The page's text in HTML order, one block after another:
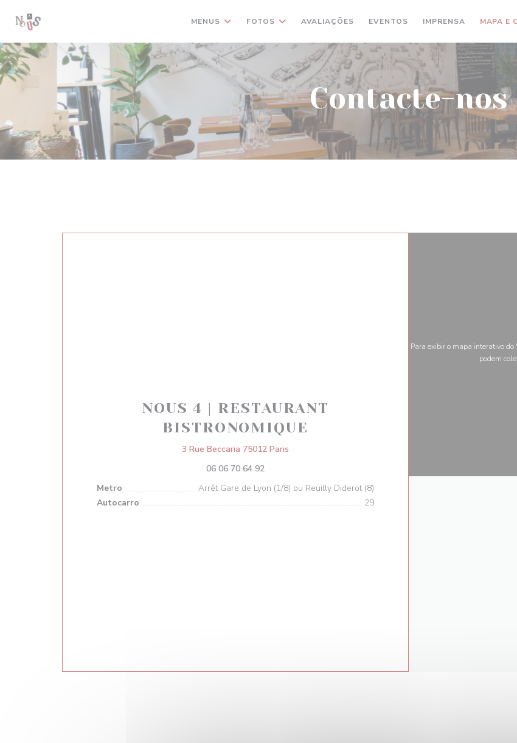
MENUS FOTOS AVALIAÇÕES EVENTOS IMPRENSA MAPA E
Contacte-nos
NOUS 4 | RESTAURANT
BISTRONOMIQUE
3 Rue Beccaria 75012 Paris
06 06 70 64 92
Metro
Arrêt Gare de Lyon (1/8) ou Reuilly Diderot (8)
Autocarro
29
Para exibir o mapa interativo do
podem